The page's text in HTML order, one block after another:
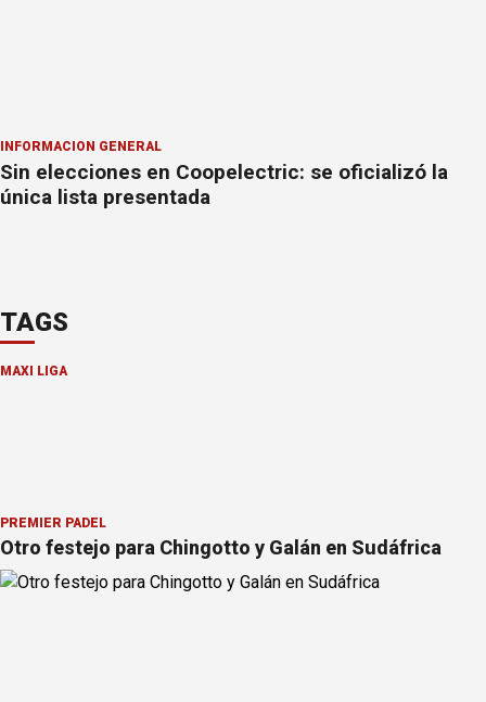
INFORMACION GENERAL
Sin elecciones en Coopelectric: se oficializó la
única lista presentada
TAGS
MAXI LIGA
PREMIER PÁDEL
Otro festejo para Chingotto y Galán en Sudáfrica